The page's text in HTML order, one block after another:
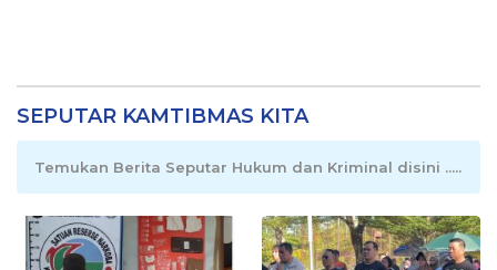
SEPUTAR KAMTIBMAS KITA
Temukan Berita Seputar Hukum dan Kriminal disini .....